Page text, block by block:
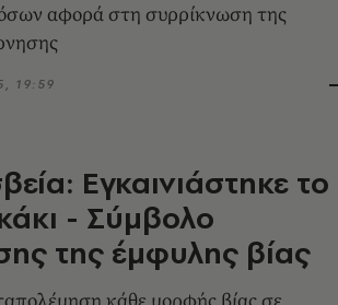
αφορά στη συρρίκνωση της
19:59
Εγκαινιάστηκε το
- Σύμβολο
της έμφυλης βίας